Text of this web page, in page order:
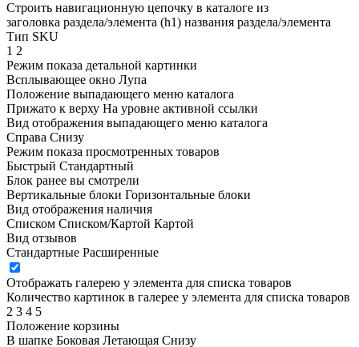
Строить навигационную цепочку в каталоге из
заголовка раздела/элемента (h1) названия раздела/элемента
Тип SKU
1 2
Режим показа детальной картинки
Всплывающее окно Лупа
Положение выпадающего меню каталога
Прижато к верху На уровне активной ссылки
Вид отображения выпадающего меню каталога
Справа Снизу
Режим показа просмотренных товаров
Быстрый Стандартный
Блок ранее вы смотрели
Вертикальные блоки Горизонтальные блоки
Вид отображения наличия
Списком Списком/Картой Картой
Вид отзывов
Стандартные Расширенные
Отображать галерею у элемента для списка товаров
Количество картинок в галерее у элемента для списка товаров
2 3 4 5
Положение корзины
В шапке Боковая Летающая Снизу